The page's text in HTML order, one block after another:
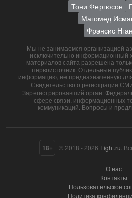
Тони Фергюсон
Магомед
Фрэнсис
Мы не занимаемся организацией
исключительно информационный
материалов сайта разрешена
первоисточник. Отдельные
информацию, не предназначенную
Свидетельство о регистрации
Зарегистрировавший орган:
сфере связи, информационных
коммуникаций. Вопросы и
18+ © 2018 - 2026 Fight.ru .
О нас
Контакты
Пользовательское
Политика